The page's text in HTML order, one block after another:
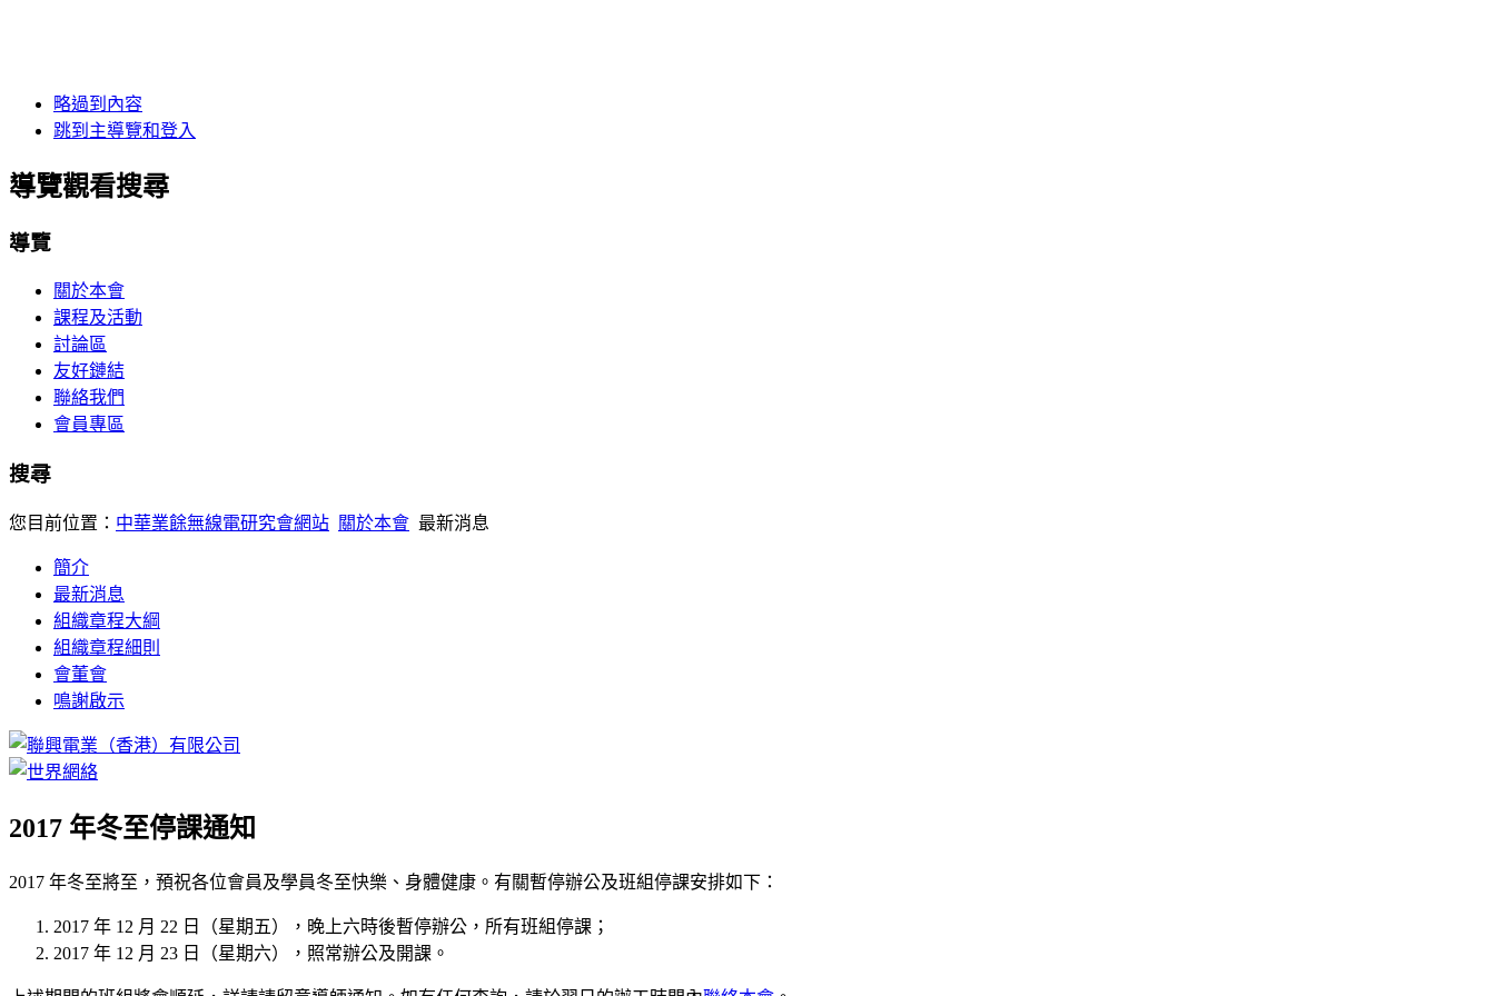
略過到內容
跳到主導覽和登入
導覽觀看搜尋
導覽
關於本會
課程及活動
討論區
友好鏈結
聯絡我們
會員專區
搜尋
您目前位置： 中華業餘無線電研究會網站 關於本會 最新消息
簡介
最新消息
組織章程大綱
組織章程細則
會董會
鳴謝啟示
2017 年冬至停課通知
2017 年冬至將至，預祝各位會員及學員冬至快樂、身體健康。有關暫停辦公及班組停課安排如下：
2017 年 12 月 22 日（星期五），晚上六時後暫停辦公，所有班組停課；
2017 年 12 月 23 日（星期六），照常辦公及開課。